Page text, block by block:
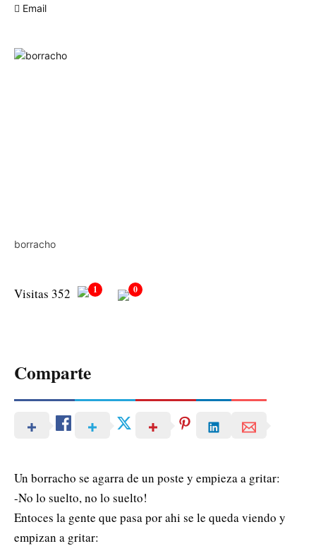
Email
borracho
Visitas 352 1 0
Comparte
Un borracho se agarra de un poste y empieza a gritar:
-No lo suelto, no lo suelto!
Entoces la gente que pasa por ahi se le queda viendo y
empizan a gritar: